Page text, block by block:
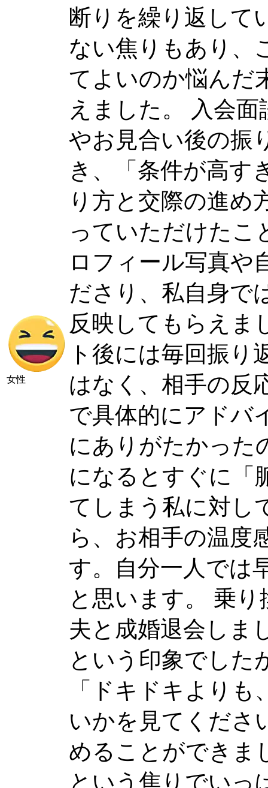
女性
断りを繰り返して
ない焦りもあり、
てよいのか悩んだ
えました。 入会
やお見合い後の振
き、「条件が高す
り方と交際の進め
っていただけたこ
ロフィール写真や
ださり、私自身で
反映してもらえま
ト後には毎回振り
はなく、相手の反
で具体的にアドバ
にありがたかった
になるとすぐに「
てしまう私に対し
ら、お相手の温度
す。自分一人では
と思います。 乗
夫と成婚退会しま
という印象でした
「ドキドキより
いかを見てくださ
めることができま
という焦りでいっ